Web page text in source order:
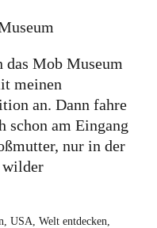
das Mob Museum
meinen
an. Dann fahre
schon am Eingang
nur in der
wilder
USA Welt entdecken